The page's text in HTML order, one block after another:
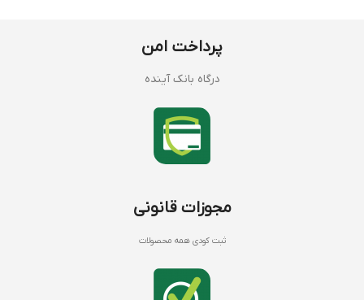
پرداخت امن
درگاه بانک آینده
مجوزات قانونی
ثبت کودی همه محصولات